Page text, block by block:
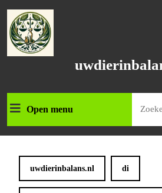
naar
inhoud
Open menuOpen
menu
naar:
uwdierinbalans.nl di